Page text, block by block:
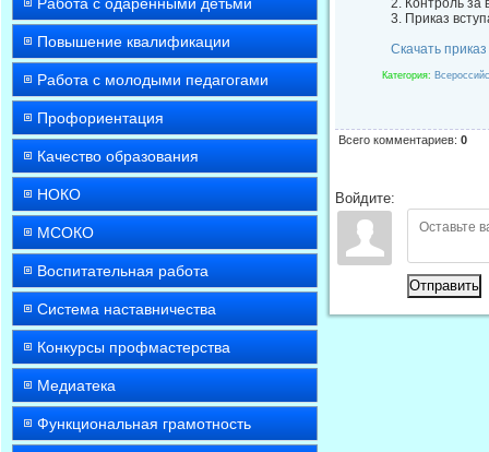
Повышение квалификации
Работа с молодыми педагогами
Профориентация
Качество образования
НОКО
МСОКО
Воспитательная работа
Система наставничества
Конкурсы профмастерства
Медиатека
Функциональная грамотность
2. Контроль за
3. Приказ
Cкачать
Категория:
Всего комментариев: 0
Войдите:
Отправить